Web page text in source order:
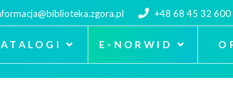
+48 68 45 32 600
E-NORWID